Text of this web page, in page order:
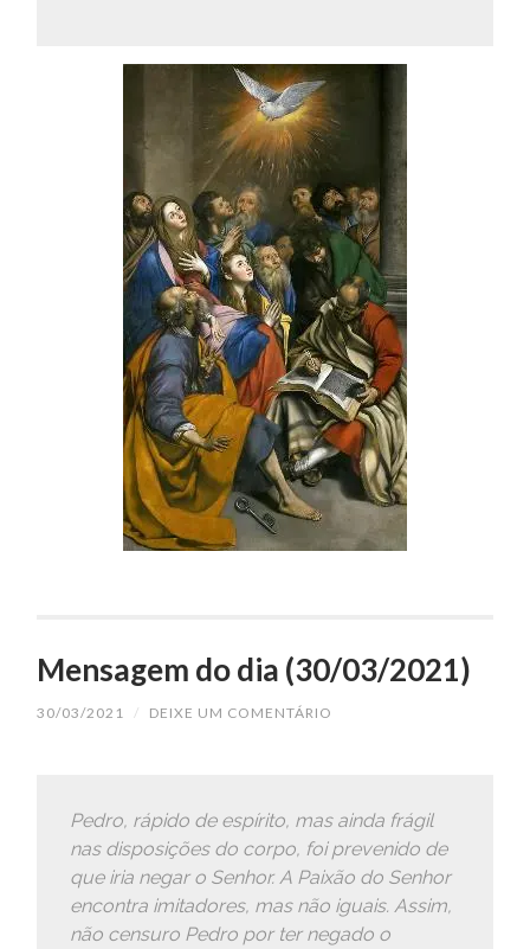
Mensagem do dia (30/03/2021)
30/03/2021 / DEIXE UM COMENTÁRIO
Pedro, rápido de espírito, mas ainda frágil
nas disposições do corpo, foi prevenido de
que iria negar o Senhor. A Paixão do Senhor
encontra imitadores, mas não iguais. Assim,
não censuro Pedro por ter negado o